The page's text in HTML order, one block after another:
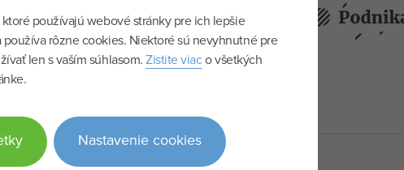
používajú webové stránky pre ich lepšie
rôzne cookies. Niektoré sú nevyhnutné pre
len s vaším súhlasom.Zistite viaco všetkých
Nastavenie cookies